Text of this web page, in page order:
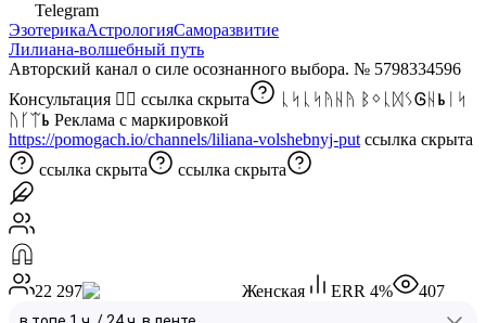
Telegram
ЭзотерикаАстрологияСаморазвитие
Лилиана-волшебный путь
Авторский канал о силе осознанного выбора. № 5798334596
Консультация 👉🏼 ссылка скрыта
ᚳᛋᚳᛋᚤᚺᚤ ᛒᛜᚳᛞᛊᎶᚺⰓᛁᛋ
ᚢᚴᛠⰓ Реклама с маркировкой
https://pomogach.io/channels/liliana-volshebnyj-put ссылка скрыта
ссылка скрыта
ссылка скрыта
22 297 Женская ERR 4% 407